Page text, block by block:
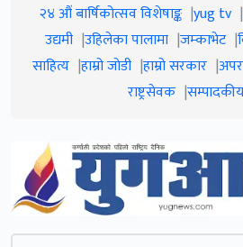
२४ औं बार्षिकोत्सव विशेषाङ्क yug tv
उद्यमी उहिलेका पालामा जम्काभेट
साहित्य हाम्रो जाेडी हाम्रो सरकार
राष्ट्रसेवक